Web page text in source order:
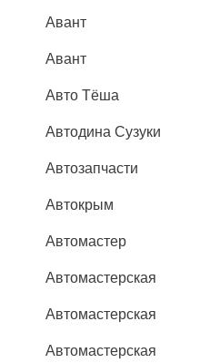
Авант
Авант
Авто Тёша
Автодина Сузуки
Автозапчасти
Автокрым
Автомастер
Автомастерская
Автомастерская
Автомастерская